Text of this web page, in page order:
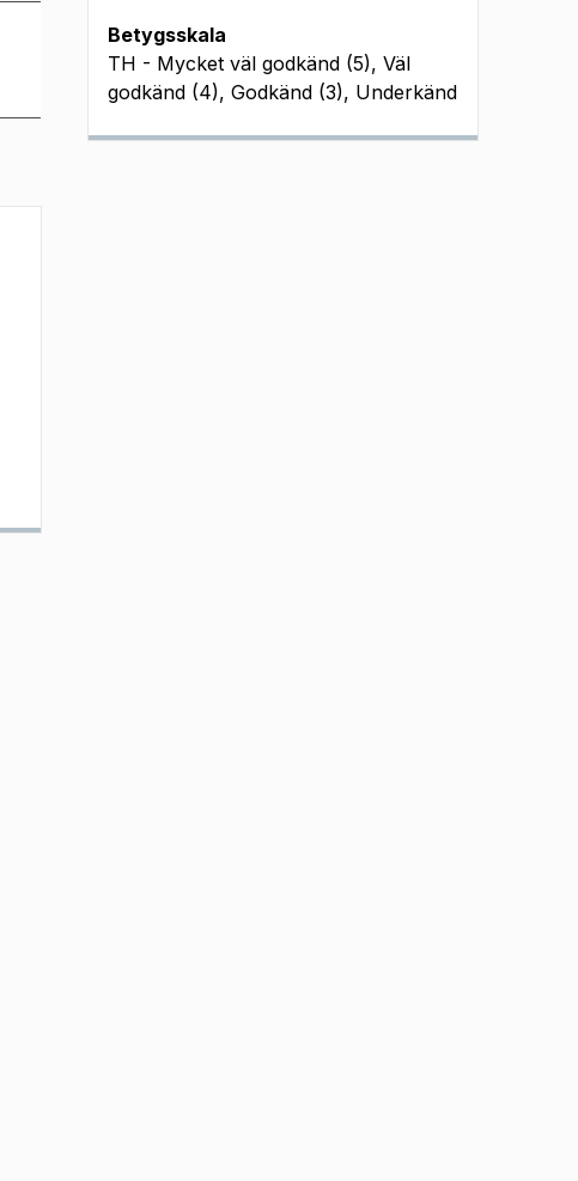
Betygsskala
TH - Mycket väl godkänd (5), Väl
godkänd (4), Godkänd (3), Underkänd